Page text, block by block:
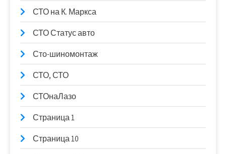
СТО на К. Маркса
СТО Статус авто
Сто-шиномонтаж
СТО, СТО
СТОнаЛазо
Страница 1
Страница 10